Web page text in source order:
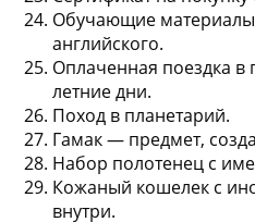
Обучающие
английского.
Оплаченная поездка
летние дни.
Поход в планетарий.
Гамак — предмет,
Набор полотенец с
Кожаный кошелек с
внутри.